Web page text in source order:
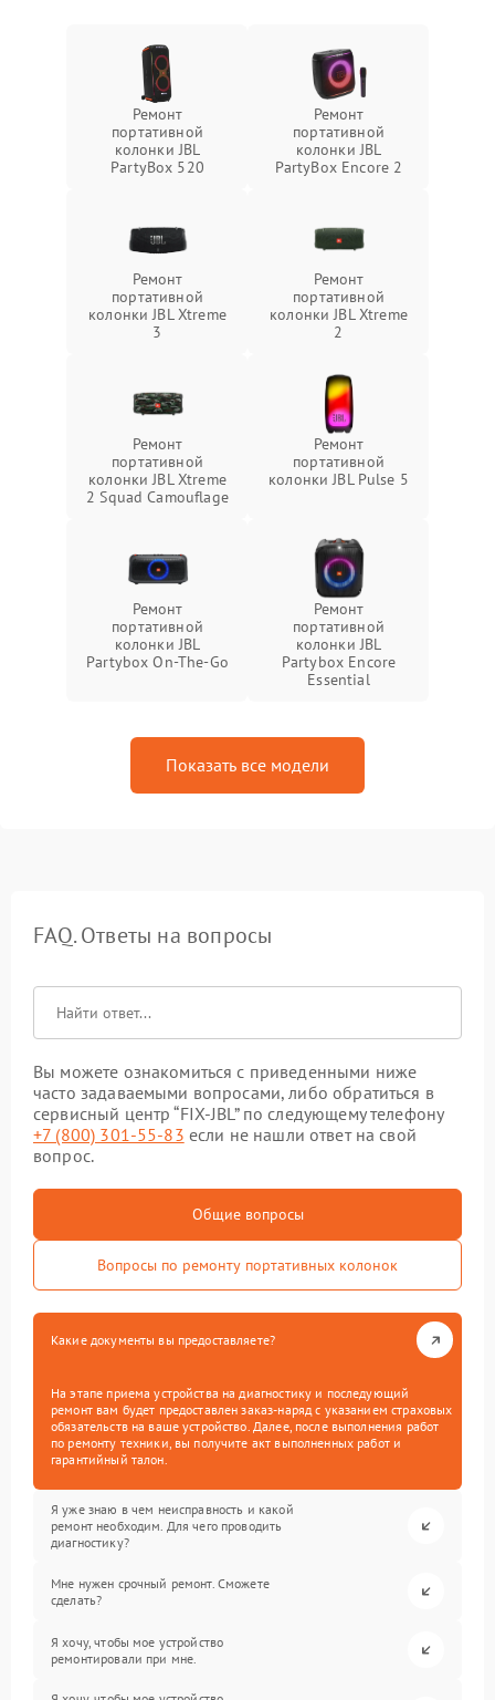
Ремонт
портативной
колонки JBL
PartyBox 520
Ремонт
портативной
колонки JBL
PartyBox Encore 2
Ремонт
портативной
колонки JBL Xtreme
3
Ремонт
портативной
колонки JBL Xtreme
2
Ремонт
портативной
колонки JBL Xtreme
2 Squad Camouflage
Ремонт
портативной
колонки JBL Pulse 5
Ремонт
портативной
колонки JBL
Partybox On-The-Go
Ремонт
портативной
колонки JBL
Partybox Encore
Essential
Показать все модели
FAQ. Ответы на вопросы
Вы можете ознакомиться с приведенными ниже
часто задаваемыми вопросами, либо обратиться в
сервисный центр “FIX-JBL” по следующему телефону
+7 (800) 301-55-83 если не нашли ответ на свой
вопрос.
Общие вопросы
Вопросы по ремонту портативных колонок
Какие документы вы предоставляете?
На этапе приема устройства на диагностику и последующий
ремонт вам будет предоставлен заказ-наряд с указанием страховых
обязательств на ваше устройство. Далее, после выполнения работ
по ремонту техники, вы получите акт выполненных работ и
гарантийный талон.
Я уже знаю в чем неисправность и какой
ремонт необходим. Для чего проводить
диагностику?
Мне нужен срочный ремонт. Сможете
сделать?
Я хочу, чтобы мое устройство
ремонтировали при мне.